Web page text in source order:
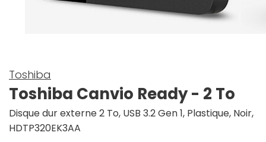
Toshiba
Toshiba Canvio Ready - 2 To
Disque dur externe 2 To, USB 3.2 Gen 1, Plastique, Noir,
HDTP320EK3AA